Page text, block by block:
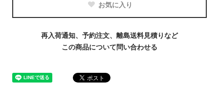
お気に入り
再入荷通知、予約注文、離島送料見積りなど
この商品について問い合わせる